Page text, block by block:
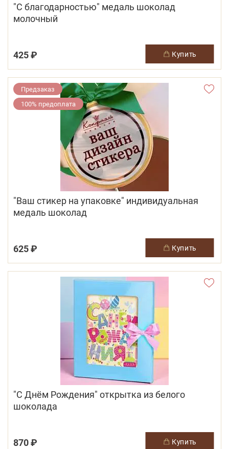
"C благодарностью" медаль шоколад
молочный
425 ₽ купить
Предзаказ
100% предоплата
"Ваш стикер на упаковке" индивидуальная
медаль шоколад
625 ₽ купить
"С Днём Рождения" открытка из белого
шоколада
870 ₽ купить